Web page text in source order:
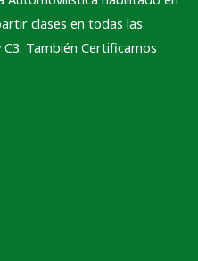
clases en todas las
También Certificamos